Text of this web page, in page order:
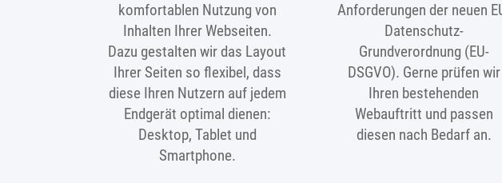
komfortablen Nutzung von
Inhalten Ihrer Webseiten.
Dazu gestalten wir das Layout
Ihrer Seiten so flexibel, dass
diese Ihren Nutzern auf jedem
Endgerät optimal dienen:
Desktop, Tablet und
Smartphone.
Anforderungen der neuen
Datenschutz-
Grundverordnung (EU-
DSGVO). Gerne prüfen wir
Ihren bestehenden
Webauftritt und passen
diesen nach Bedarf an.